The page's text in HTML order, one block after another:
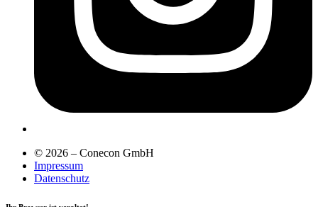
© 2026 – Conecon GmbH
Impressum
Datenschutz